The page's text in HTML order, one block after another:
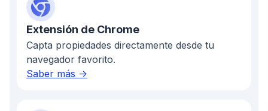
Extensión de Chrome
Capta propiedades directamente desde tu
navegador favorito.
Saber más ->